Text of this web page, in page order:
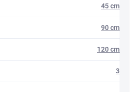
45 cm
90 cm
120 cm
3